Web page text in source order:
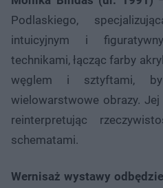
Podlaskiego,
intuicyjnym i
technikami, łącząc farby
węglem i sztyftami, by
wielowarstwowe obrazy.
reinterpretując
schematami.
Wernisaż wystawy